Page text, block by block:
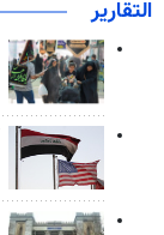
التقارير